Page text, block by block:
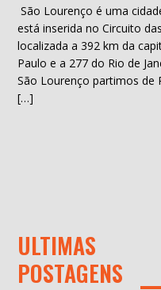
São Lourenço é uma
está inserida no Circuito
localizada a 392 km da
Paulo e a 277 do Rio de
São Lourenço partimos de
[…]
ULTIMAS
POSTAGENS